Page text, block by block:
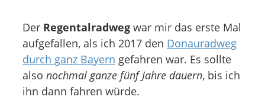
Der Regentalradweg war mir das erste Mal
aufgefallen, als ich 2017 den Donauradweg
durch ganz Bayern gefahren war. Es sollte
also nochmal ganze fünf Jahre dauern, bis ich
ihn dann fahren würde.